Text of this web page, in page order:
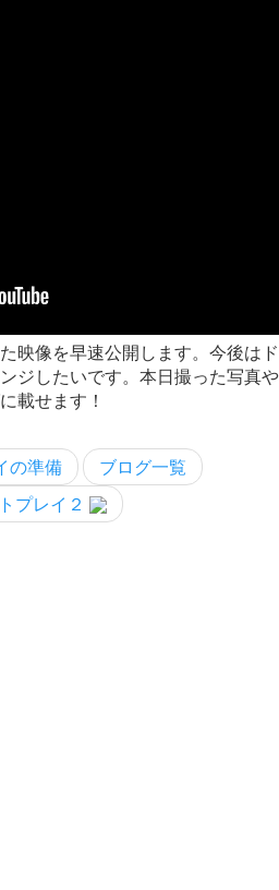
映像を早速公開します。今後はド
ジしたいです。本日撮った写真や
載せます！
の準備
ブログ一覧
プレイ２